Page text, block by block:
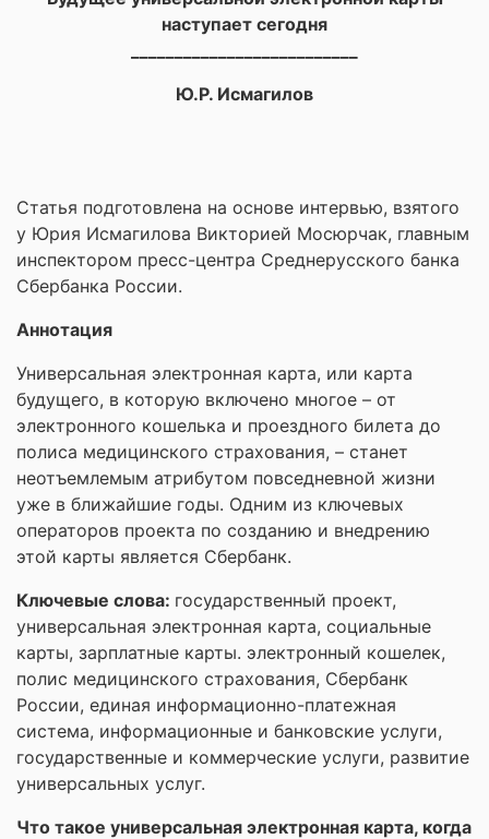
наступает сегодня
Ю.Р. Исмагилов
Статья подготовлена на основе интервью, взятого
у Юрия Исмагилова Викторией Мосюрчак, главным
инспектором пресс-центра Среднерусского банка
Сбербанка России.
Аннотация
Универсальная электронная карта, или карта
будущего, в которую включено многое – от
электронного кошелька и проездного билета до
полиса медицинского страхования, – станет
неотъемлемым атрибутом повседневной жизни
уже в ближайшие годы. Одним из ключевых
операторов проекта по созданию и внедрению
этой карты является Сбербанк.
Ключевые слова: государственный проект,
универсальная электронная карта, социальные
карты, зарплатные карты. электронный кошелек,
полис медицинского страхования, Сбербанк
России, единая информационно-платежная
система, информационные и банковские услуги,
государственные и коммерческие услуги, развитие
универсальных услуг.
Что такое универсальная электронная карта, когда